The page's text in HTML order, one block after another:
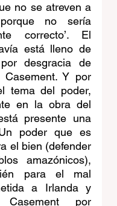
no se atreven a
no sería
correcto’. El
está lleno de
desgracia de
Casement. Y por
tema del poder,
en la obra del
presente una
poder que es
el bien (defender
amazónicos),
para el mal
a Irlanda y
por